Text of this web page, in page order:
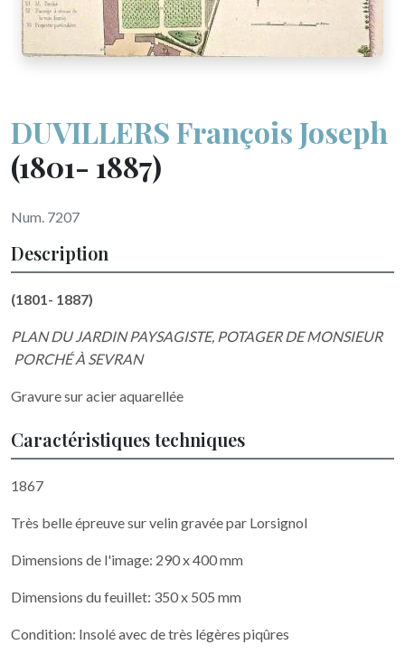
DUVILLERS François Joseph
(1801- 1887)
Num. 7207
Description
(1801- 1887)
PLAN DU JARDIN PAYSAGISTE, POTAGER DE MONSIEUR
PORCHÉ À SEVRAN
Gravure sur acier aquarellée
Caractéristiques techniques
1867
Très belle épreuve sur velin gravée par Lorsignol
Dimensions de l'image: 290 x 400 mm
Dimensions du feuillet: 350 x 505 mm
Condition: Insolé avec de très légères piqûres